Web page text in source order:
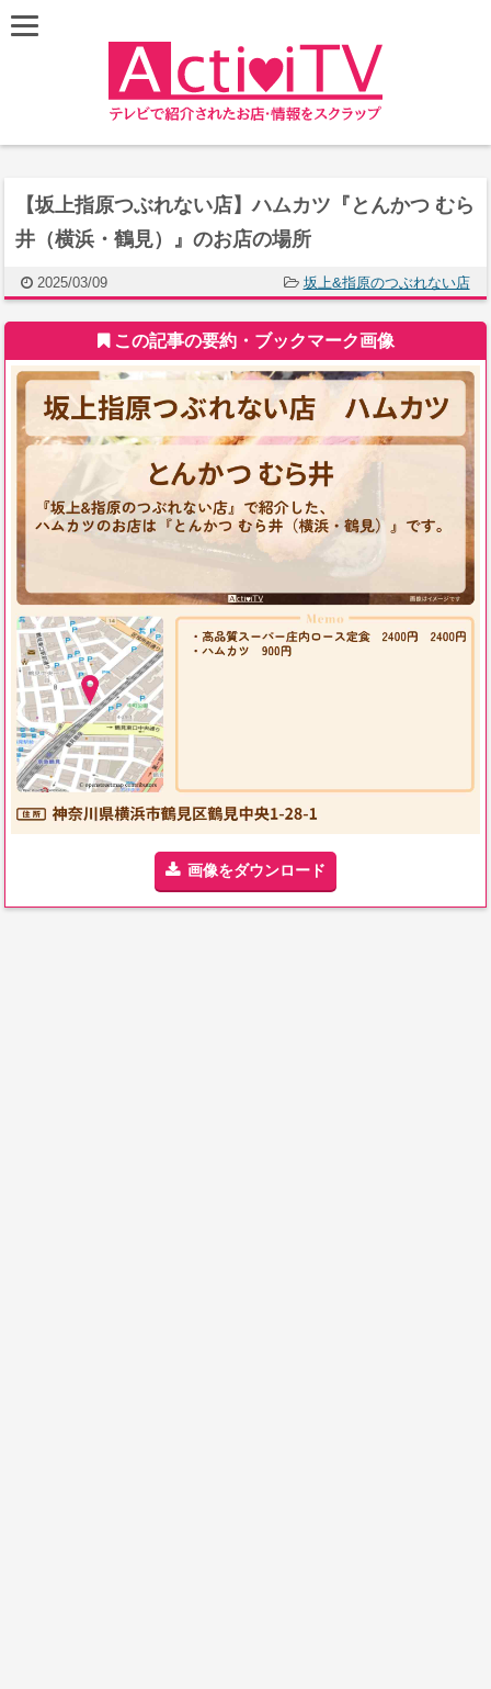
【坂上指原つぶれない店】ハムカツ『とんかつ むら
井（横浜・鶴見）』のお店の場所
2025/03/09 坂上&指原のつぶれない店
この記事の要約・ブックマーク画像
画像をダウンロード